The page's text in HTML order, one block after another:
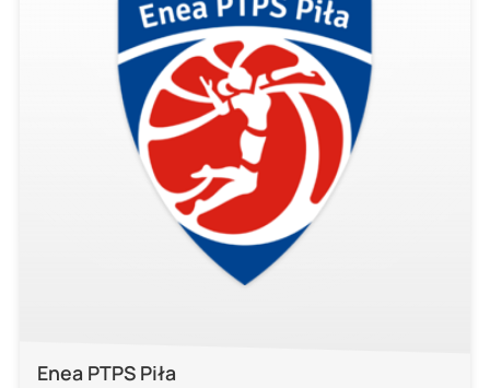
Enea PTPS Piła